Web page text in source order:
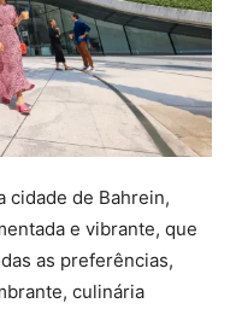
cidade de Bahrein,
e vibrante, que
as preferências,
culinária